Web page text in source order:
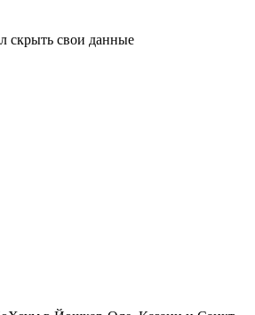
скрыть свои данные